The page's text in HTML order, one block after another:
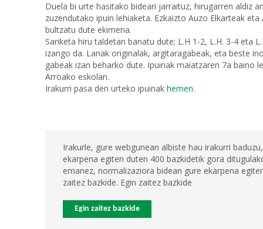
Duela bi urte hasitako bideari jarraituz, hirugarren aldiz
zuzendutako ipuin lehiaketa. Ezkaizto Auzo Elkarteak
bultzatu dute ekimena.
Sariketa hiru taldetan banatu dute; L.H 1-2, L.H. 3-4 eta
izango da. Lanak originalak, argitaragabeak, eta beste
gabeak izan beharko dute. Ipuinak maiatzaren 7a baino
Arroako eskolan.
Irakurri pasa den urteko ipuinak hemen.
Irakurle, gure webgunean albiste hau irakurri
ekarpena egiten duten 400 bazkidetik gora
emanez, normalizaziora bidean gure ekarpena
zaitez bazkide. Egin zaitez bazkide
Egin zaitez bazkide